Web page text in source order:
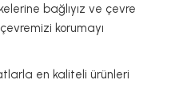
bağlıyız ve çevre
korumayı
en kaliteli ürünleri